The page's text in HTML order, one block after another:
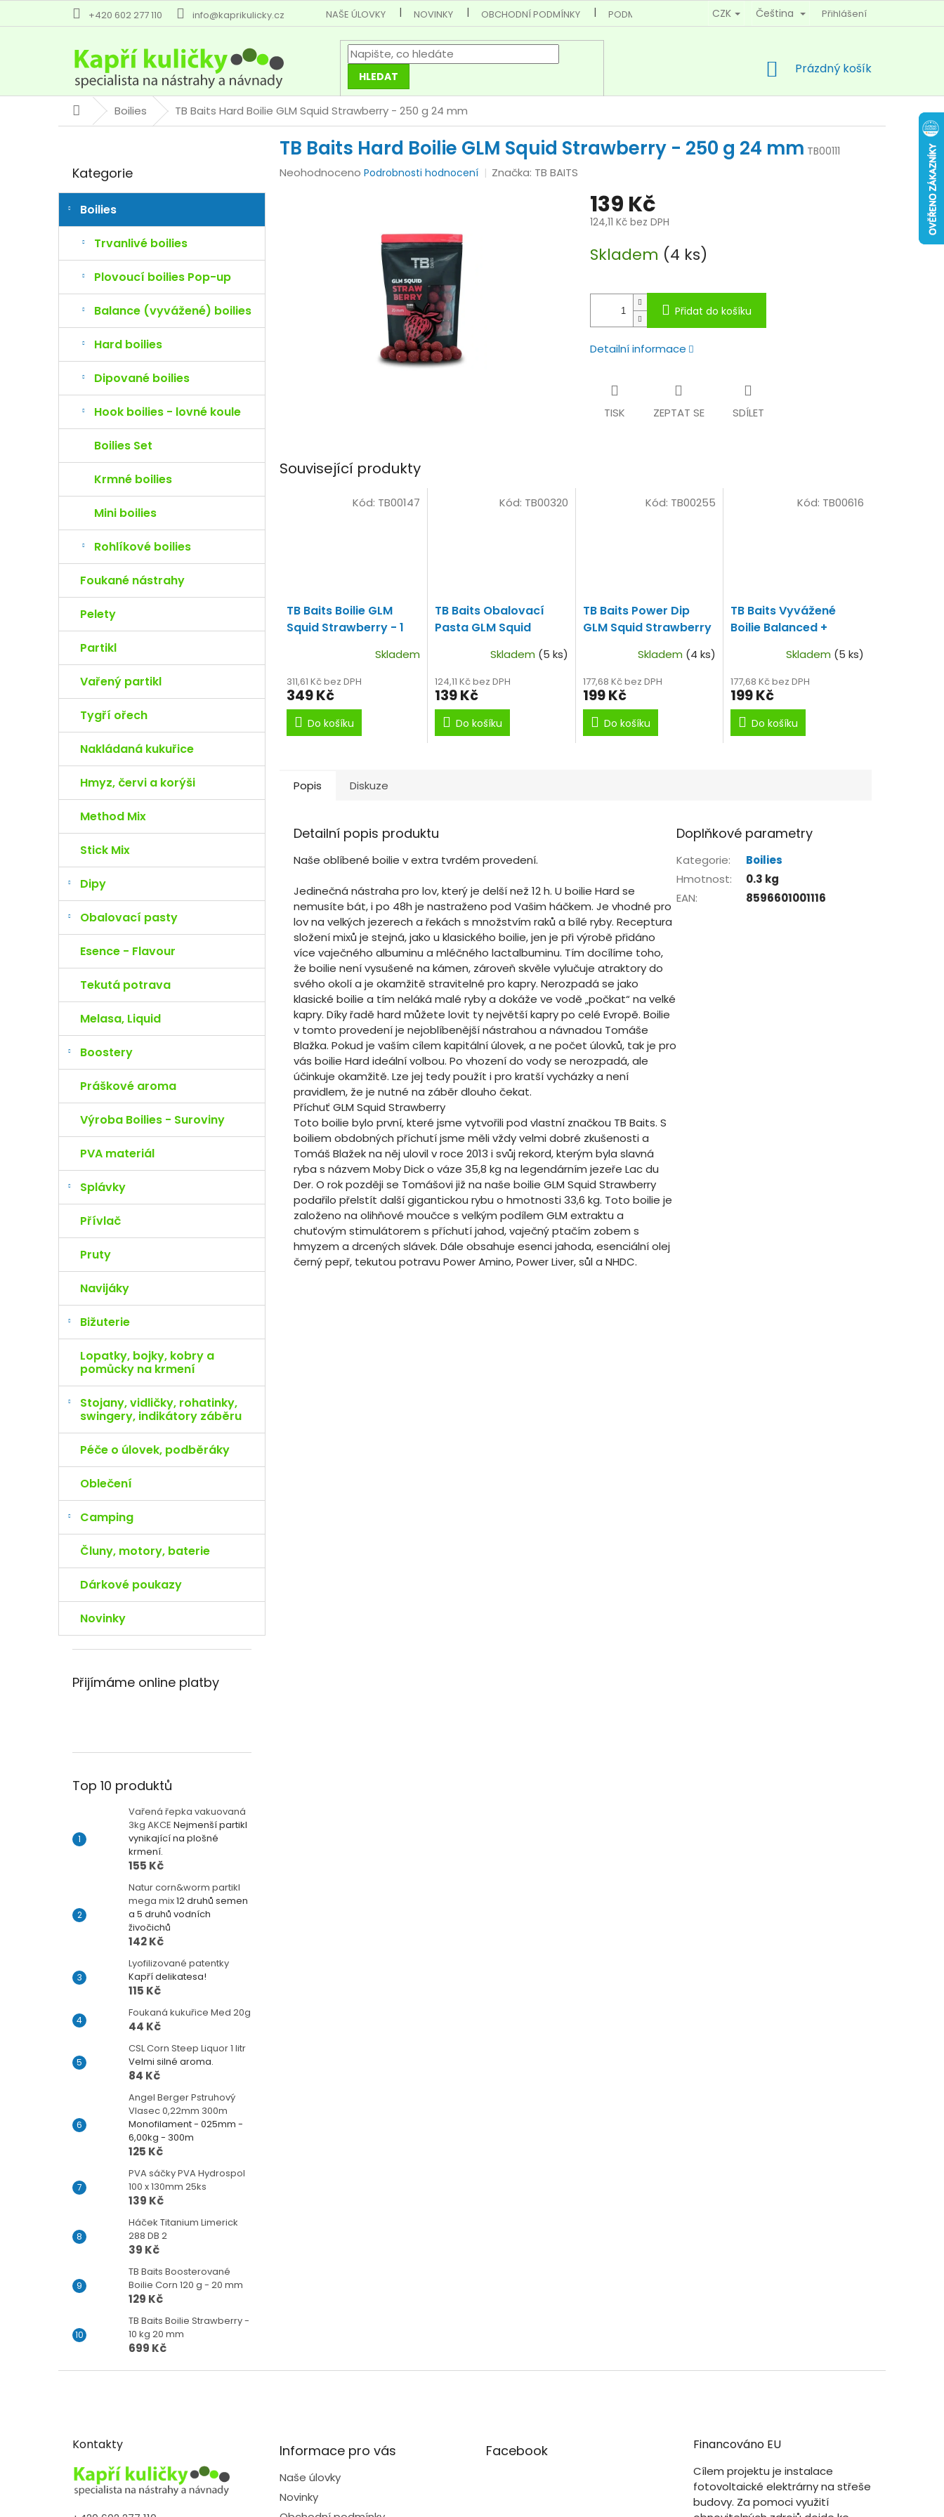
+420 602 277 110 info@kaprikulicky.cz NAŠE ÚLOVKY NOVINKY OBCHODNÍ PODMÍNKY PODMÍNKY OCHRANY OSOBNÍCH ÚDAJŮ KONTAKTY
CZK Čeština Přihlášení
HLEDAT
NÁKUPNÍ
Prázdný košík
DomůBoilies TB Baits Hard Boilie GLM Squid Strawberry - 250 g 24 mm
r
n
í
l
kategorie
Kategorie
Boilies
Trvanlivé boilies
Plovoucí boilies Pop-up
Balance (vyvážené) boilies
Hard boilies
Dipované boilies
Hook boilies - lovné koule
Boilies Set
Krmné boilies
Mini boilies
Rohlíkové boilies
Foukané nástrahy
Pelety
Partikl
Vařený partikl
Tygří ořech
Nakládaná kukuřice
Hmyz, červi a korýši
Method Mix
Stick Mix
Dipy
Obalovací pasty
Esence - Flavour
Tekutá potrava
Melasa, Liquid
Boostery
Práškové aroma
Výroba Boilies - Suroviny
PVA materiál
Splávky
Přívlač
Pruty
Navijáky
Bižuterie
Lopatky, bojky, kobry a
pomůcky na krmení
Stojany, vidličky, rohatinky,
swingery, indikátory záběru
Péče o úlovek, podběráky
Oblečení
Camping
Čluny, motory, baterie
Dárkové poukazy
Novinky
Přijímáme online platby
Top 10 produktů
Vařená řepka vakuovaná
3kg AKCE Nejmenší partikl
vynikající na plošné
krmení.
155 Kč
Natur corn&worm partikl
mega mix12 druhů semen
a 5 druhů vodních
živočichů
142 Kč
Lyofilizované patentky
Kapří delikatesa!
115 Kč
Foukaná kukuřice Med 20g
44 Kč
CSL Corn Steep Liquor 1 litr
Velmi silné aroma.
84 Kč
Angel Berger Pstruhový
Vlasec 0,22mm 300m
Monofilament - 025mm -
6,00kg - 300m
125 Kč
PVA sáčky PVA Hydrospol
100 x 130mm 25ks
139 Kč
Háček Titanium Limerick
288 DB 2
39 Kč
TB Baits Boosterované
Boilie Corn 120 g - 20 mm
129 Kč
TB Baits Boilie Strawberry -
10 kg 20 mm
699 Kč
TB Baits Hard Boilie GLM Squid Strawberry - 250 g 24 mm TB00111
Průměrné
Neohodnoceno Podrobnosti hodnocení Značka: TB BAITS
139 Kč
124,11 Kč bez DPH
cena:
Skladem (4 ks)
Přidat do košíku
Detailní informace
TISK ZEPTAT SE SDÍLET
Související produkty
TB Baits Boilie GLM
Squid Strawberry - 1
Skladem
311,61 Kč bez DPH
349 Kč
Do košíku
Kód: TB00147
TB Baits Obalovací
Pasta GLM Squid
Skladem (5 ks)
124,11 Kč bez DPH
139 Kč
Do košíku
Kód: TB00320
TB Baits Power Dip
GLM Squid Strawberry
Skladem (4 ks)
177,68 Kč bez DPH
199 Kč
Do košíku
Kód: TB00255
TB Baits Vyvážené
Boilie Balanced +
Strawberry 100 g - 24
mm
Skladem (5 ks)
177,68 Kč bez DPH
199 Kč
Do košíku
Kód: TB00616
Popis Diskuze
Detailní popis produktu
Naše oblíbené boilie v extra tvrdém provedení.
Jedinečná nástraha pro lov, který je delší než 12 h. U boilie Hard se
nemusíte bát, i po 48h je nastraženo pod Vašim háčkem. Je vhodné pro
lov na velkých jezerech a řekách s množstvím raků a bílé ryby. Receptura
složení mixů je stejná, jako u klasického boilie, jen je při výrobě přidáno
více vaječného albuminu a mléčného lactalbuminu. Tím docílíme toho,
že boilie není vysušené na kámen, zároveň skvěle vylučuje atraktory do
svého okolí a je okamžitě stravitelné pro kapry. Nerozpadá se jako
klasické boilie a tím neláká malé ryby a dokáže ve vodě „počkat“ na velké
kapry. Díky řadě hard můžete lovit ty největší kapry po celé Evropě. Boilie
v tomto provedení je nejoblíbenější nástrahou a návnadou Tomáše
Blažka. Pokud je vaším cílem kapitální úlovek, a ne počet úlovků, tak je pro
vás boilie Hard ideální volbou. Po vhození do vody se nerozpadá, ale
účinkuje okamžitě. Lze jej tedy použít i pro kratší vycházky a není
pravidlem, že je nutné na záběr dlouho čekat.
Příchuť GLM Squid Strawberry
Toto boilie bylo první, které jsme vytvořili pod vlastní značkou TB Baits. S
boiliem obdobných příchutí jsme měli vždy velmi dobré zkušenosti a
Tomáš Blažek na něj ulovil v roce 2013 i svůj rekord, kterým byla slavná
ryba s názvem Moby Dick o váze 35,8 kg na legendárním jezeře Lac du
Der. O rok později se Tomášovi již na naše boilie GLM Squid Strawberry
podařilo přelstít další gigantickou rybu o hmotnosti 33,6 kg. Toto boilie je
založeno na olihňové moučce s velkým podílem GLM extraktu a
chuťovým stimulátorem s příchutí jahod, vaječný ptačím zobem s
hmyzem a drcených slávek. Dále obsahuje esenci jahoda, esenciální olej
černý pepř, tekutou potravu Power Amino, Power Liver, sůl a NHDC.
Doplňkové parametry
Kategorie:
Boilies
Hmotnost:
0.3 kg
EAN: 8596601001116
Kontakty Informace pro vás
Naše úlovky
Novinky
Facebook Financováno EU
Cílem projektu je instalace
fotovoltaické elektrárny na střeše
budovy. Za pomoci využití